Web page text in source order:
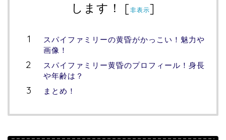
します！
[非表示]
スパイファミリーの黄昏がかっこい！魅力や
画像！
スパイファミリー黄昏のプロフィール！身長
や年齢は？
まとめ！